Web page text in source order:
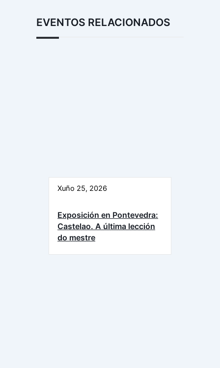
EVENTOS RELACIONADOS
Xuño 25, 2026
Exposición en Pontevedra:
Castelao. A última lección
do mestre